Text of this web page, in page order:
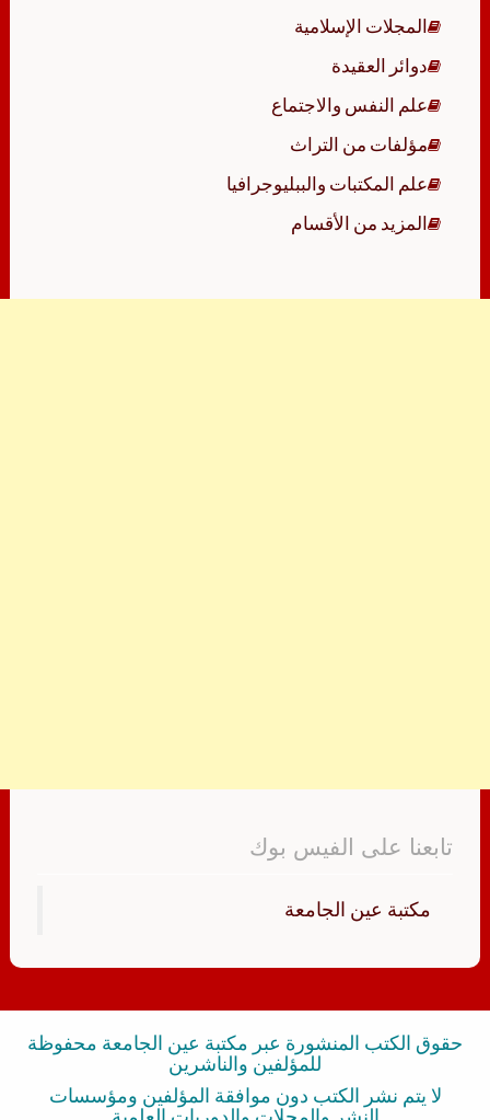
المجلات الإسلامية
دوائر العقيدة
علم النفس والاجتماع
مؤلفات من التراث
علم المكتبات والببليوجرافيا
المزيد من الأقسام
تابعنا على الفيس بوك
‏مكتبة عين الجامعة‏
حقوق الكتب المنشورة عبر مكتبة عين الجامعة محفوظة
للمؤلفين والناشرين
لا يتم نشر الكتب دون موافقة المؤلفين ومؤسسات